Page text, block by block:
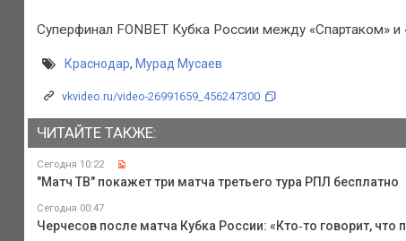
Суперфинал FONBET Кубка России между «Спартаком»
Краснодар, Мурад Мусаев
vkvideo.ru/video-26991659_456247300
ЧИТАЙТЕ ТАКЖЕ:
Сегодня 10:22
"Матч ТВ" покажет три матча третьего тура РПЛ бесплатно
Сегодня 00:47
Черчесов после матча Кубка России: «Кто‑то говорит,